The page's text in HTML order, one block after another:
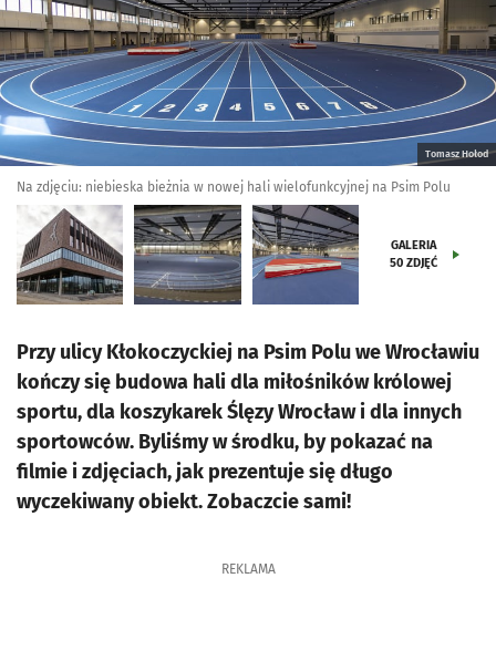
Tomasz Hołod
Na zdjęciu: niebieska bieżnia w nowej hali wielofunkcyjnej na Psim Polu
GALERIA
50 ZDJĘĆ
Przy ulicy Kłokoczyckiej na Psim Polu we Wrocławiu
kończy się budowa hali dla miłośników królowej
sportu, dla koszykarek Ślęzy Wrocław i dla innych
sportowców. Byliśmy w środku, by pokazać na
filmie i zdjęciach, jak prezentuje się długo
wyczekiwany obiekt. Zobaczcie sami!
REKLAMA